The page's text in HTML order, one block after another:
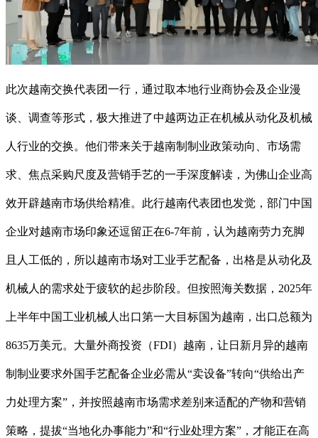
此次越南交换代表团一行，通过取本地行业商协会及企业漫
谈、调查等形式，极大推进了中越两边正在机械从动化及机械
人行业的交换。他们带来关于越南制制业政策动向、市场需
求、焦点采购尺度及营销手艺的一手深度解读，为佛山企业高
效开辟越南市场供给精准。此行越南代表团也发觉，部门中国
企业对越南市场印象还逗留正在6-7年前，认为越南劳力充脚
且人工低的，所以越南市场对工业手艺配备，出格是从动化及
机械人的需求处于疲软的起步阶段。但按照海关数据，2025年
上半年中国工业机械人出口第一大目标国为越南，出口总额为
8635万美元。大量外商投资（FDI）越南，让日新月异的越南
制制业要求外国手艺配备企业必需从“卖设备”转向“供给出产
力处理方案”，并按照越南市场需求差别来适配的产物和营销
策略，提拔“当地化办事能力”和“行业处理方案”，才能正在高